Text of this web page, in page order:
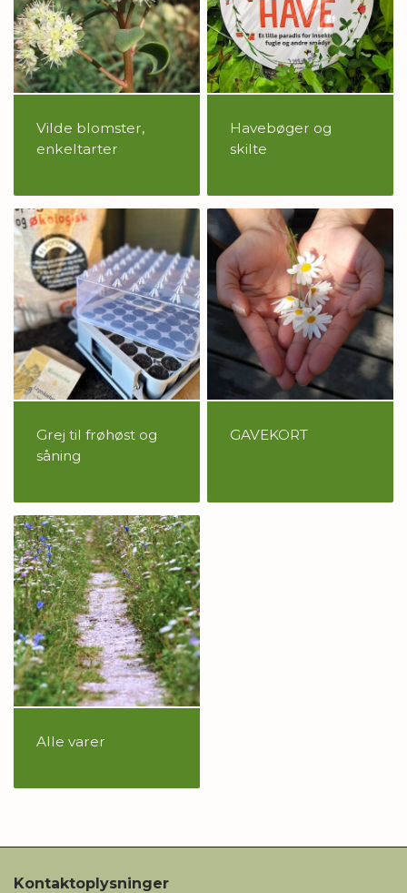
Vilde blomster,
enkeltarter
Havebøger og
skilte
Grej til frøhøst og
såning
GAVEKORT
Alle varer
Kontaktoplysninger